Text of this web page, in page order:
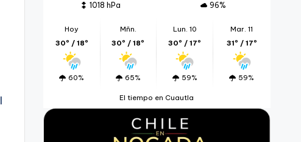
1018 hPa
96%
Hoy
30º / 18º
60%
Mñn.
30º / 18º
65%
Lun. 10
30º / 17º
59%
Mar. 11
31º / 17º
59%
El tiempo en Cuautla